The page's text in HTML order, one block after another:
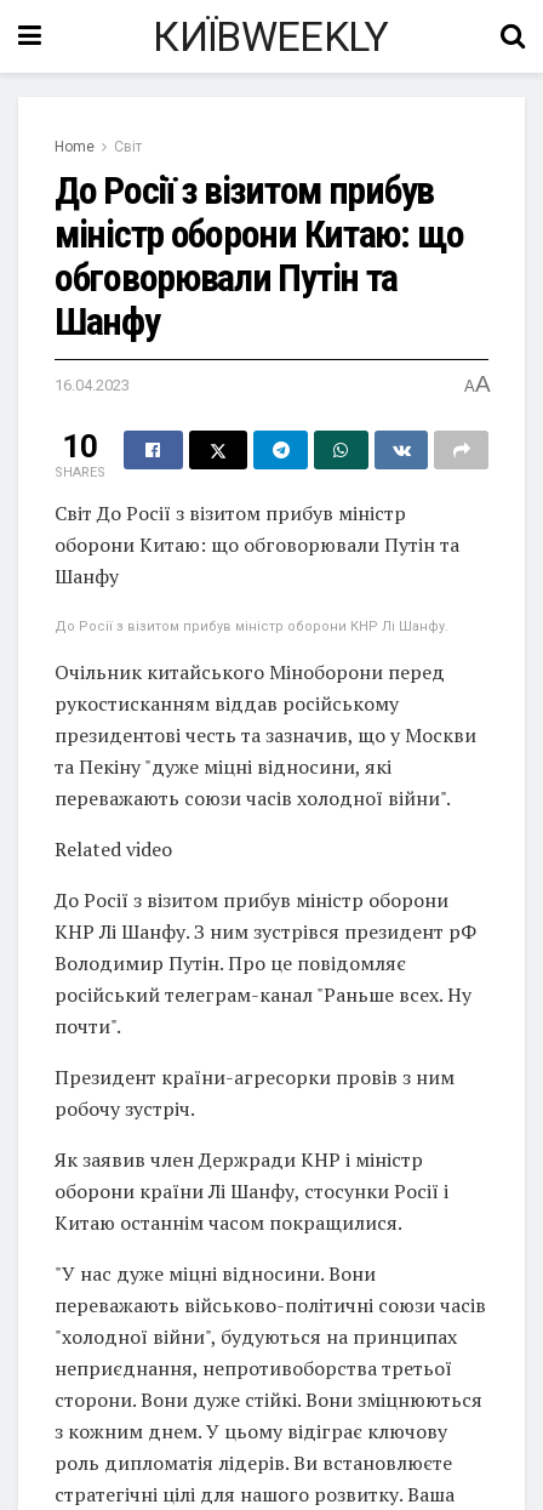
КИЇВWEEKLY
Home Світ
До Росії з візитом прибув
міністр оборони Китаю: що
обговорювали Путін та
Шанфу
16.04.2023 AA
10
SHARES
Світ До Росії з візитом прибув міністр
оборони Китаю: що обговорювали Путін та
Шанфу
До Росії з візитом прибув міністр оборони КНР Лі Шанфу.
Очільник китайського Міноборони перед
рукостисканням віддав російському
президентові честь та зазначив, що у Москви
та Пекіну "дуже міцні відносини, які
переважають союзи часів холодної війни".
Related video
До Росії з візитом прибув міністр оборони
КНР Лі Шанфу. З ним зустрівся президент рФ
Володимир Путін. Про це повідомляє
російський телеграм-канал "Раньше всех. Ну
почти".
Президент країни-агресорки провів з ним
робочу зустріч.
Як заявив член Держради КНР і міністр
оборони країни Лі Шанфу, стосунки Росії і
Китаю останнім часом покращилися.
"У нас дуже міцні відносини. Вони
переважають військово-політичні союзи часів
"холодної війни", будуються на принципах
неприєднання, непротивоборства третьої
сторони. Вони дуже стійкі. Вони зміцнюються
з кожним днем. У цьому відіграє ключову
роль дипломатія лідерів. Ви встановлюєте
стратегічні цілі для нашого розвитку. Ваша